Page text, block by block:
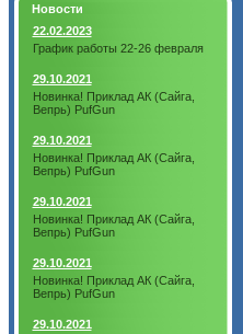
Новости
22.02.2023
График работы 22-26 февраля
29.10.2021
Новинка! Приклад АК (Сайга,
Вепрь) PufGun
29.10.2021
Новинка! Приклад АК (Сайга,
Вепрь) PufGun
29.10.2021
Новинка! Приклад АК (Сайга,
Вепрь) PufGun
29.10.2021
Новинка! Приклад АК (Сайга,
Вепрь) PufGun
29.10.2021